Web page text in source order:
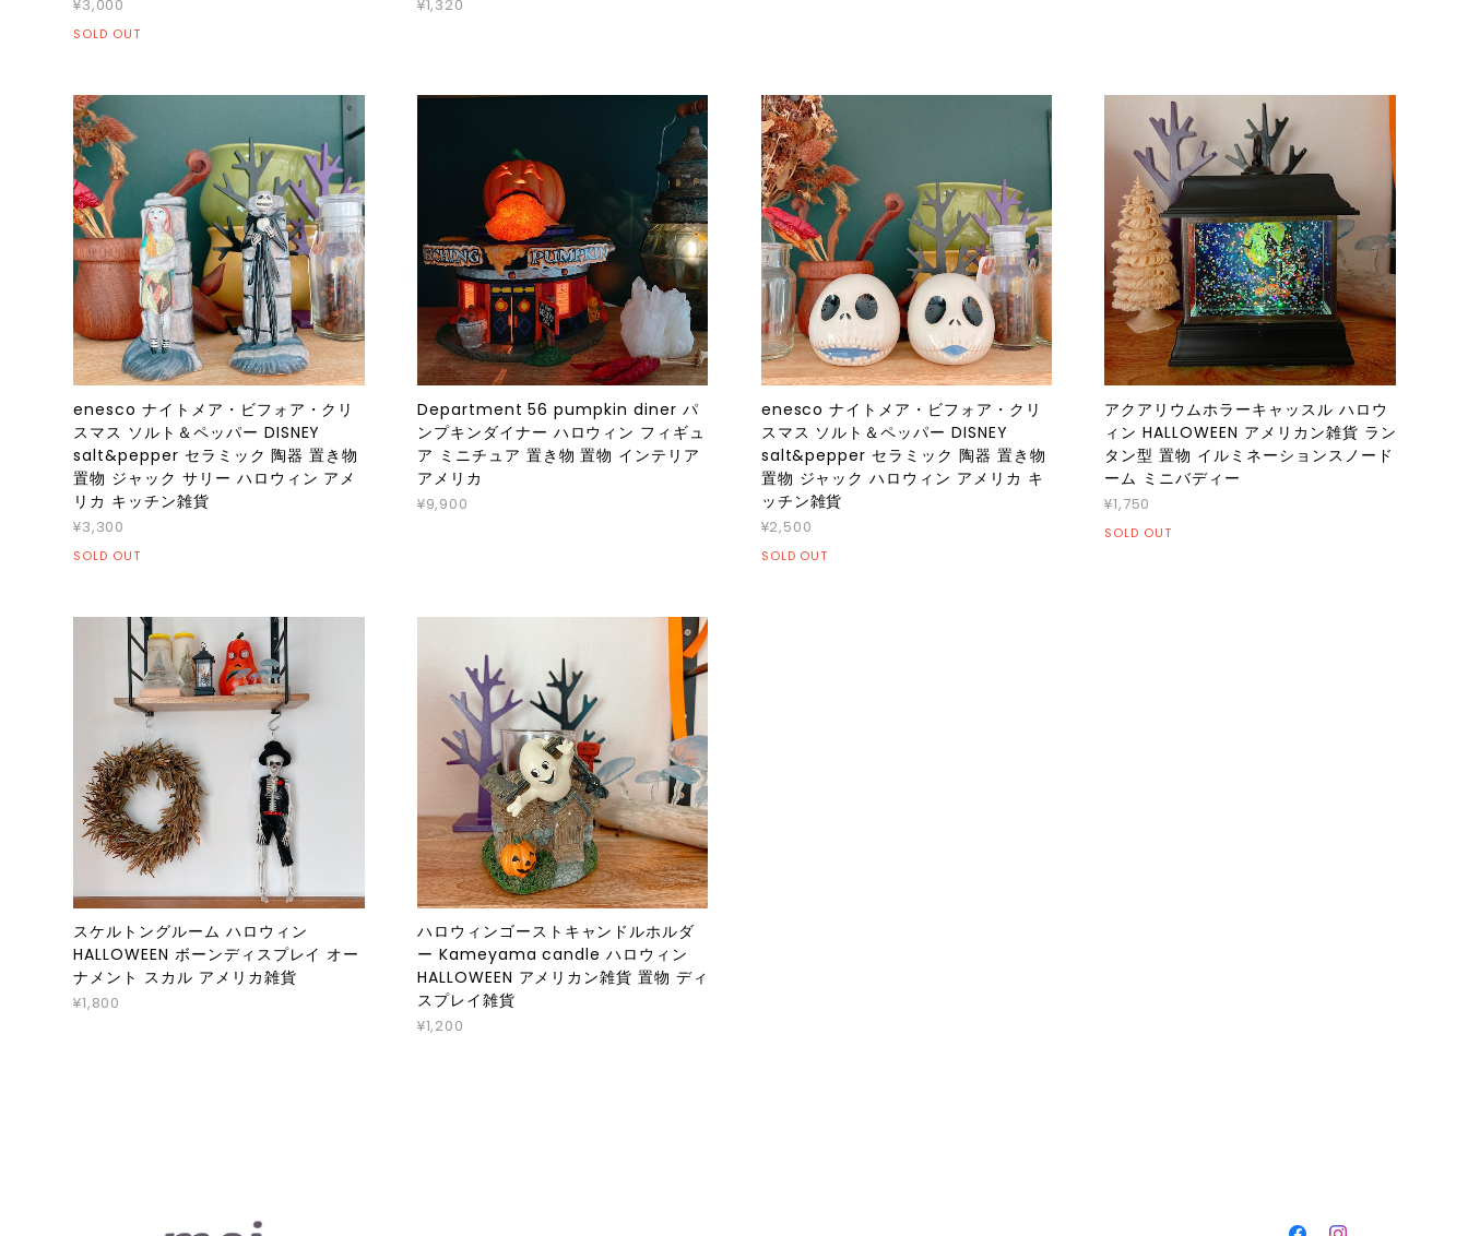
¥3,000
SOLD OUT
¥1,320
enesco ナイトメア・ビフォア・クリ
スマス ソルト＆ペッパー DISNEY
salt&pepper セラミック 陶器 置き物
置物 ジャック サリー ハロウィン アメ
リカ キッチン雑貨
¥3,300
SOLD OUT
Department 56 pumpkin diner パ
ンプキンダイナー ハロウィン フィギュ
ア ミニチュア 置き物 置物 インテリア
アメリカ
¥9,900
enesco ナイトメア・ビフォア・クリ
スマス ソルト＆ペッパー DISNEY
salt&pepper セラミック 陶器 置き物
置物 ジャック ハロウィン アメリカ キ
ッチン雑貨
¥2,500
SOLD OUT
アクアリウムホラーキャッスル ハロウ
ィン HALLOWEEN アメリカン雑貨 ラン
タン型 置物 イルミネーションスノード
ーム ミニバディー
¥1,750
SOLD OUT
スケルトングルーム ハロウィン
HALLOWEEN ボーンディスプレイ オー
ナメント スカル アメリカ雑貨
¥1,800
ハロウィンゴーストキャンドルホルダ
ー Kameyama candle ハロウィン
HALLOWEEN アメリカン雑貨 置物 ディ
スプレイ雑貨
¥1,200